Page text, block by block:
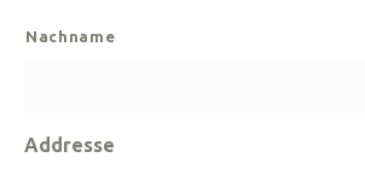
Nachname
Addresse